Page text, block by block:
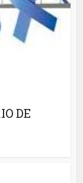
DE